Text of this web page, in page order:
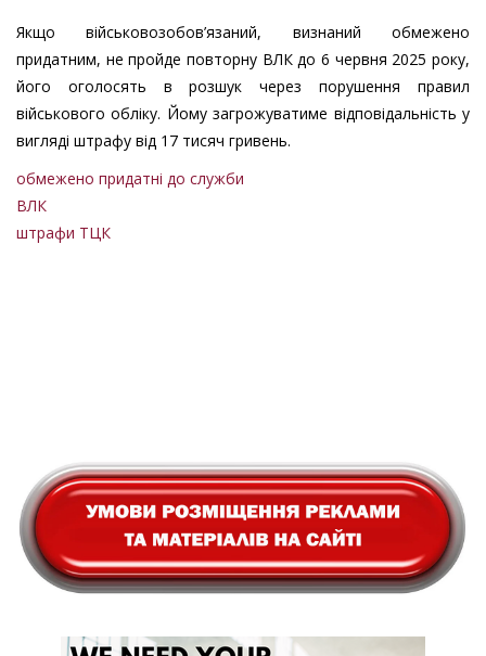
Якщо військовозобов’язаний, визнаний обмежено
придатним, не пройде повторну ВЛК до 6 червня 2025 року,
його оголосять в розшук через порушення правил
військового обліку. Йому загрожуватиме відповідальність у
вигляді штрафу від 17 тисяч гривень.
обмежено придатні до служби
ВЛК
штрафи ТЦК